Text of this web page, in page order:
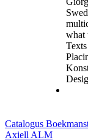
what
Catalogus
Axiell ALM